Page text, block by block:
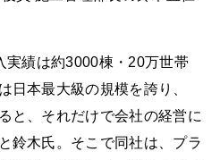
実績は約3000棟・20万世帯
日本最大級の規模を誇り、
と、それだけで会社の経営に
鈴木氏。そこで同社は、プラ